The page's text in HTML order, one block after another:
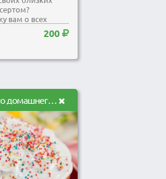
вам о всех
200
Рецепт вкуснейшего домашнего кулича